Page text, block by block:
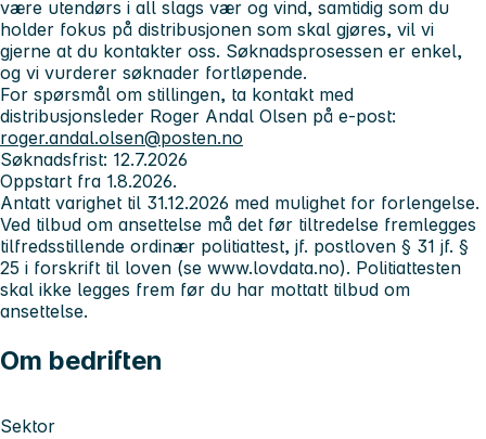
være utendørs i all slags vær og vind, samtidig som du
holder fokus på distribusjonen som skal gjøres, vil vi
gjerne at du kontakter oss. Søknadsprosessen er enkel,
og vi vurderer søknader fortløpende.
For spørsmål om stillingen, ta kontakt med
distribusjonsleder Roger Andal Olsen på e-post:
roger.andal.olsen@posten.no
Søknadsfrist: 12.7.2026
Oppstart fra 1.8.2026.
Antatt varighet til 31.12.2026 med mulighet for forlengelse.
Ved tilbud om ansettelse må det før tiltredelse fremlegges
tilfredsstillende ordinær politiattest, jf. postloven § 31 jf. §
25 i forskrift til loven (se www.lovdata.no). Politiattesten
skal ikke legges frem før du har mottatt tilbud om
ansettelse.
Om bedriften
Sektor